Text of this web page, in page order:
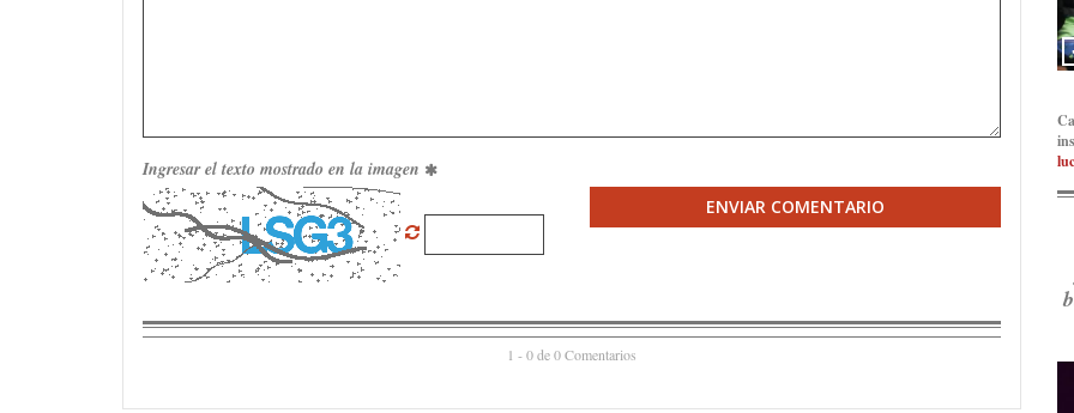
Ingresar el texto mostrado en la imagen
ENVIAR COMENTARIO
1 - 0 de 0 Comentarios